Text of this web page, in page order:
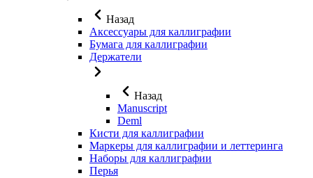
Назад
Аксессуары для каллиграфии
Бумага для каллиграфии
Держатели
Назад
Manuscript
Deml
Кисти для каллиграфии
Маркеры для каллиграфии и леттеринга
Наборы для каллиграфии
Перья